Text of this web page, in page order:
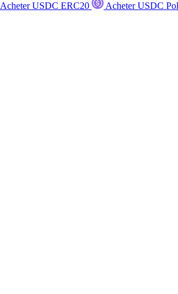
Acheter USDC ERC20
Acheter USDC